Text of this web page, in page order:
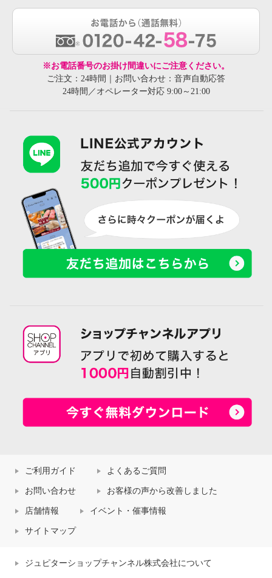
※お電話番号のお掛け間違いにご注意ください。
ご注文：24時間｜お問い合わせ：音声自動応答
24時間／オペレーター対応 9:00～21:00
ご利用ガイド よくあるご質問
お問い合わせ お客様の声から改善しました
店舗情報 イベント・催事情報
サイトマップ
ジュピターショップチャンネル株式会社について